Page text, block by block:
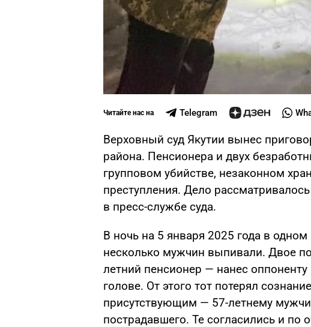
Читайте нас на Telegram
Верховный суд Якутии вынес
района. Пенсионера и двух
групповом убийстве, незаконном
преступления. Дело
в пресс-службе суда.
В ночь на 5 января 2025 года в
несколько мужчин выпивали. Двое
летний пенсионер — нанес
голове. От этого тот потерял
присутствующим — 57-летнему
пострадавшего. Те согласились и по